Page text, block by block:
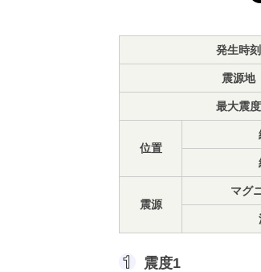
発生時刻
震源地
最大震度
位置
震源
マグ
震度1